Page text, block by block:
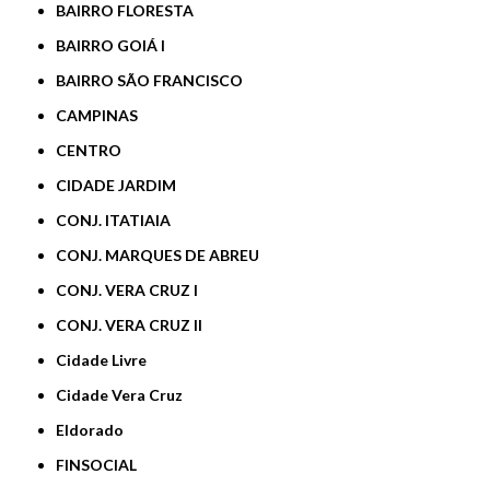
BAIRRO FLORESTA
BAIRRO GOIÁ I
BAIRRO SÃO FRANCISCO
CAMPINAS
CENTRO
CIDADE JARDIM
CONJ. ITATIAIA
CONJ. MARQUES DE ABREU
CONJ. VERA CRUZ I
CONJ. VERA CRUZ II
Cidade Livre
Cidade Vera Cruz
Eldorado
FINSOCIAL